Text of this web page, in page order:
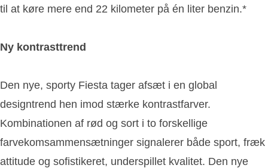
til at køre mere end 22 kilometer på én liter benzin.*
Ny kontrasttrend
Den nye, sporty Fiesta tager afsæt i en global
designtrend hen imod stærke kontrastfarver.
Kombinationen af rød og sort i to forskellige
farvekomsammensætninger signalerer både sport, fræk
attitude og sofistikeret, underspillet kvalitet. Den nye